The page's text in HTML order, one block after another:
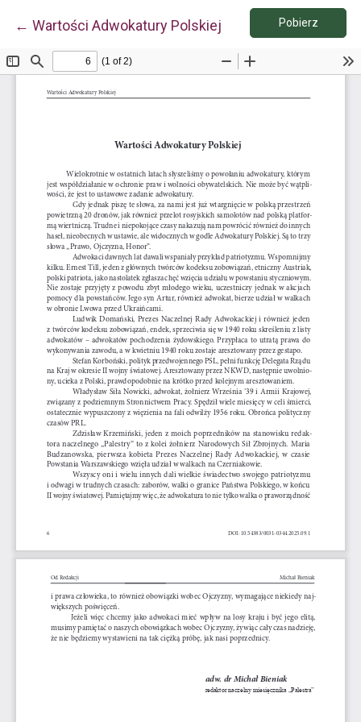
← Wróć do szczegółów artykułu
Wartości Adwokatury Polskiej PobierzPobierz